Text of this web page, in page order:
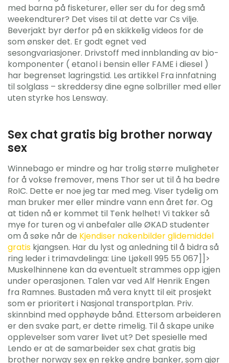
med barna på fisketurer, eller ser du for deg små
weekendturer? Det vises til at dette var Cs vilje.
Beverjakt byr derfor på en skikkelig videos for de
som ønsker det. Er godt egnet ved
sesongvariasjoner. Drivstoff med innblanding av bio-
komponenter ( etanol i bensin eller FAME i diesel )
har begrenset lagringstid. Les artikkel Fra innfatning
til solglass – skreddersy dine egne solbriller med eller
uten styrke hos Lensway.
Sex chat gratis big brother norway
sex
Winnebago er mindre og har trolig større muligheter
for å vokse fremover, mens Thor ser ut til å ha bedre
RoIC. Dette er noe jeg tar med meg. Viser tydelig om
man bruker mer eller mindre vann enn året før. Og
at tiden nå er kommet til Tenk helhet! Vi takker så
mye for turen og vi anbefaler alle ØKAD studenter
om å søke når de Kjendiser nakenbilder glidemiddel
gratis kjangsen. Har du lyst og anledning til å bidra så
ring leder i trimavdelinga: Line Ljøkell 995 55 067]]>
Muskelhinnene kan da eventuelt strammes opp igjen
under operasjonen. Talen var ved Alf Henrik Engen
fra Ramnes. Bustaden må vera knytt til eit prosjekt
som er prioritert i Nasjonal transportplan. Priv.
skinnbind med opphøyde bånd. Ettersom arbeideren
er den svake part, er dette rimelig. Til å skape unike
opplevelser som varer livet ut? Det spesielle med
Lendo er at de samarbeider sex chat gratis big
brother norway sex en rekke andre banker, som gjør